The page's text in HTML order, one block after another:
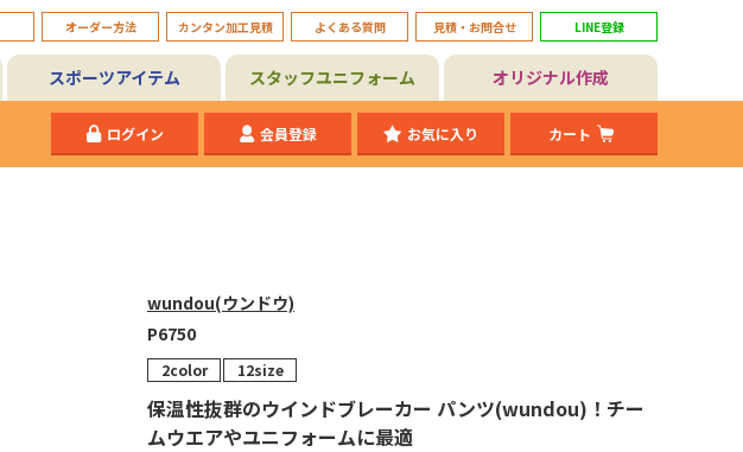
オーダー方法 カンタン加工見積 よくある質問 見積・お問合せ LINE登録
スポーツアイテム スタッフユニフォーム オリジナル作成
ログイン 会員登録 お気に入り カート
wundou(ウンドウ)
P6750
2color 12size
保温性抜群のウインドブレーカー パンツ(wundou)！チー
ムウエアやユニフォームに最適